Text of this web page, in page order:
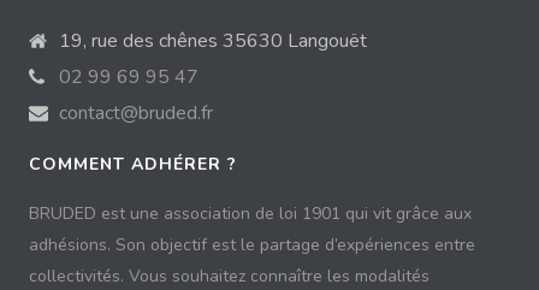
19, rue des chênes 35630 Langouët
02 99 69 95 47
contact@bruded.fr
COMMENT ADHÉRER ?
BRUDED est une association de loi 1901 qui vit grâce aux
adhésions. Son objectif est le partage d’expériences entre
collectivités. Vous souhaitez connaître les modalités